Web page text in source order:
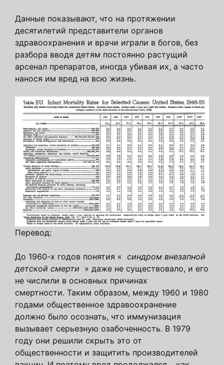
Данные показывают, что на протяжении
десятилетий представители органов
здравоохранения и врачи играли в богов, без
разбора вводя детям постоянно растущий
арсенал препаратов, иногда убивая их, а часто
нанося им вред на всю жизнь.
Перевод:
До 1960-х годов понятия « синдром внезапной
детской смерти » даже не существовало, и его
не числили в основных причинах
смертности. Таким образом, между 1960 и 1980
годами общественное здравоохранение
должно было осознать, что иммунизация
вызывает серьезную озабоченность. В 1979
году они решили скрыть это от
общественности и защитить производителей